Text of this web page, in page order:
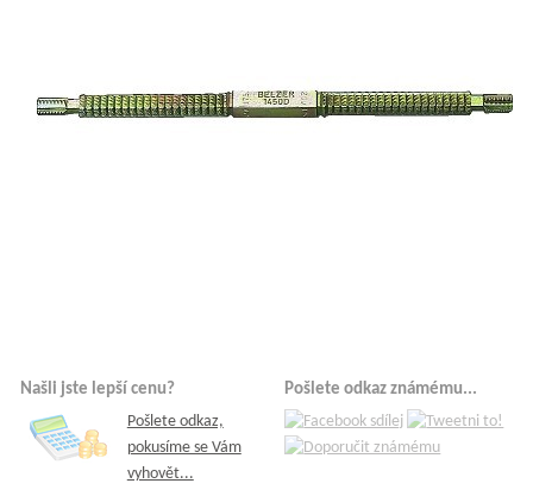
Našli jste lepší cenu?
Pošlete odkaz,
pokusíme se Vám
vyhovět...
Pošlete odkaz známému...